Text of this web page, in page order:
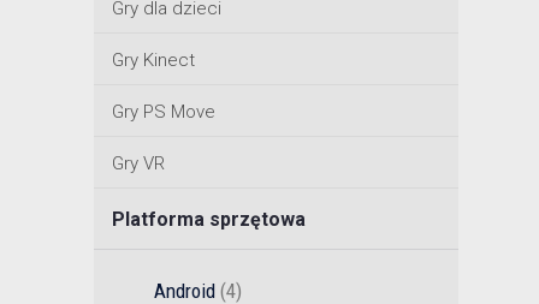
Gry dla dzieci
Gry Kinect
Gry PS Move
Gry VR
Platforma sprzętowa
Android(4)